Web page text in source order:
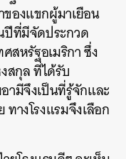
องแขกผู้มาเยือน
ปีที่มีจัดประกวด
สหรัฐอเมริกา ซึ่ง
สกุล ที่ได้รับ
ามีจึงเป็นที่รู้จักและ
างโรงแรมจึงเลือก